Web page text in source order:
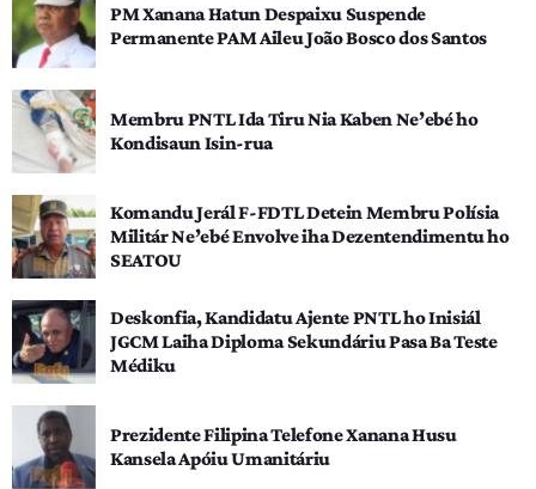
PM Xanana Hatun Despaixu Suspende
Permanente PAM Aileu João Bosco dos Santos
Membru PNTL Ida Tiru Nia Kaben Ne’ebé ho
Kondisaun Isin-rua
Komandu Jerál F-FDTL Detein Membru Polísia
Militár Ne’ebé Envolve iha Dezentendimentu ho
SEATOU
Deskonfia, Kandidatu Ajente PNTL ho Inisiál
JGCM Laiha Diploma Sekundáriu Pasa Ba Teste
Médiku
Prezidente Filipina Telefone Xanana Husu
Kansela Apóiu Umanitáriu